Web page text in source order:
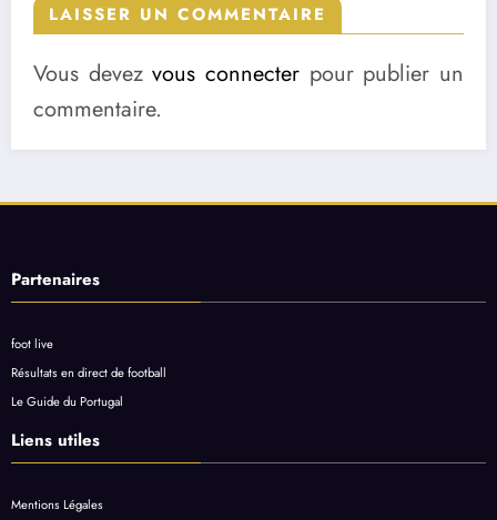
LAISSER UN COMMENTAIRE
Vous devezvous connecter pour publier un
commentaire.
Partenaires
foot live
Résultats en direct de football
Le Guide du Portugal
Liens utiles
Mentions Légales